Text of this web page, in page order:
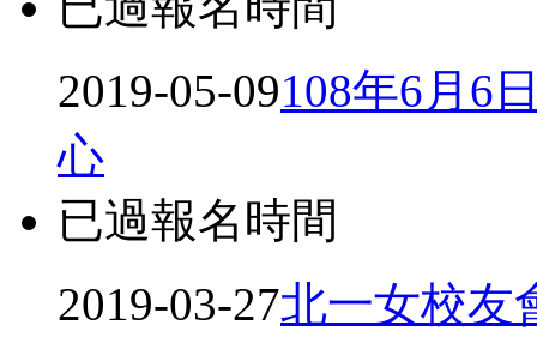
2019-05-09108年6月6
心
已過報名時間
2019-03-27北一女校友